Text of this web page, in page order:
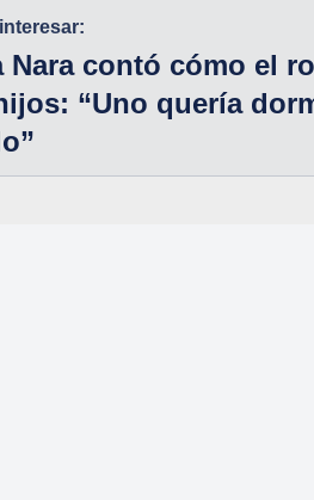
Nara contó cómo el
“Uno quería